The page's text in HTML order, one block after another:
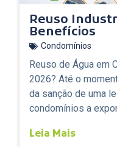
Reuso
Benefícios
Condomínios
Reuso de Água em
2026? Até o
da sanção de uma
condomínios a
Leia Mais